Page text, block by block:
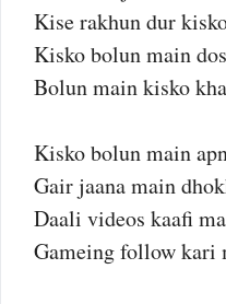
Kise rakhun dur
Kisko bolun main
Bolun main kisko
Kisko bolun main
Gair jaana main
Daali videos kaafi
Gameing follow kari